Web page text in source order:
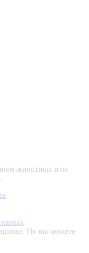
животных или
Но вы можете